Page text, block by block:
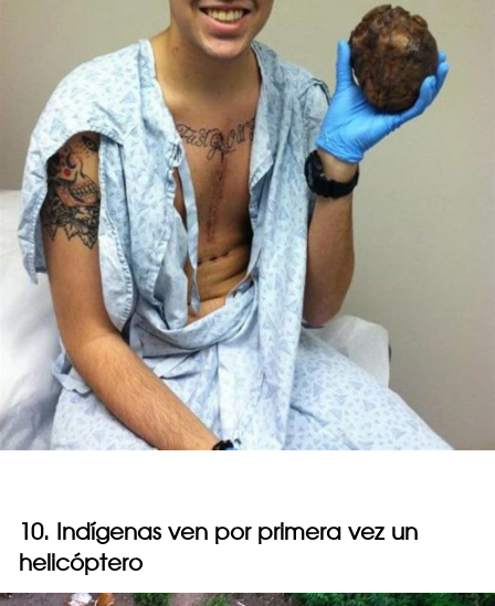
10. Indígenas ven por primera vez un
helicóptero